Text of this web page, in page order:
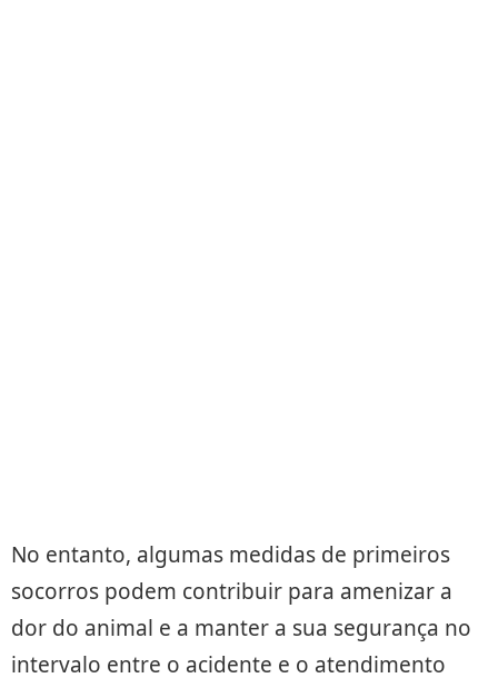
No entanto, algumas medidas de primeiros
socorros podem contribuir para amenizar a
dor do animal e a manter a sua segurança no
intervalo entre o acidente e o atendimento